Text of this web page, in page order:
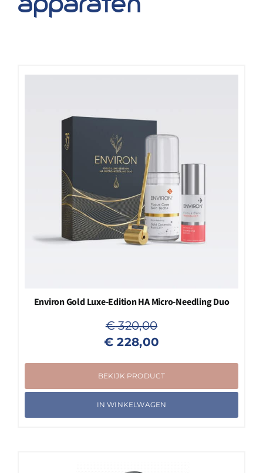
Environ Gold Luxe-Edition HA Micro-Needling Duo
€320,00
Oorspronkelijke
prijs
was:
€ 228,00
Huidige
prijs
is:
BEKIJK PRODUCT
IN WINKELWAGEN